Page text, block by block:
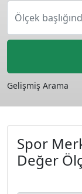
Ölçek
Gelişmiş Arama
Spor
Değer